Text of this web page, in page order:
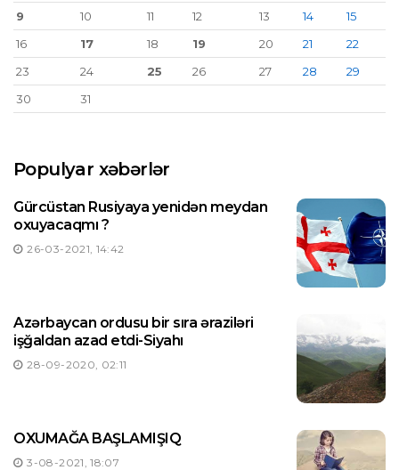
9
10 11 12 13 14
15
16
17 18 19 20 21
22
23
24 25 26 27 28
29
30
31
Populyar xəbərlər
Gürcüstan Rusiyaya yenidən meydan
oxuyacaqmı ?
26-03-2021, 14:42
Azərbaycan ordusu bir sıra əraziləri
işğaldan azad etdi-Siyahı
28-09-2020, 02:11
OXUMAĞA BAŞLAMIŞIQ
3-08-2021, 18:07